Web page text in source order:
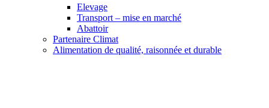
Elevage
Transport – mise en marché
Abattoir
Partenaire Climat
Alimentation de qualité, raisonnée et durable